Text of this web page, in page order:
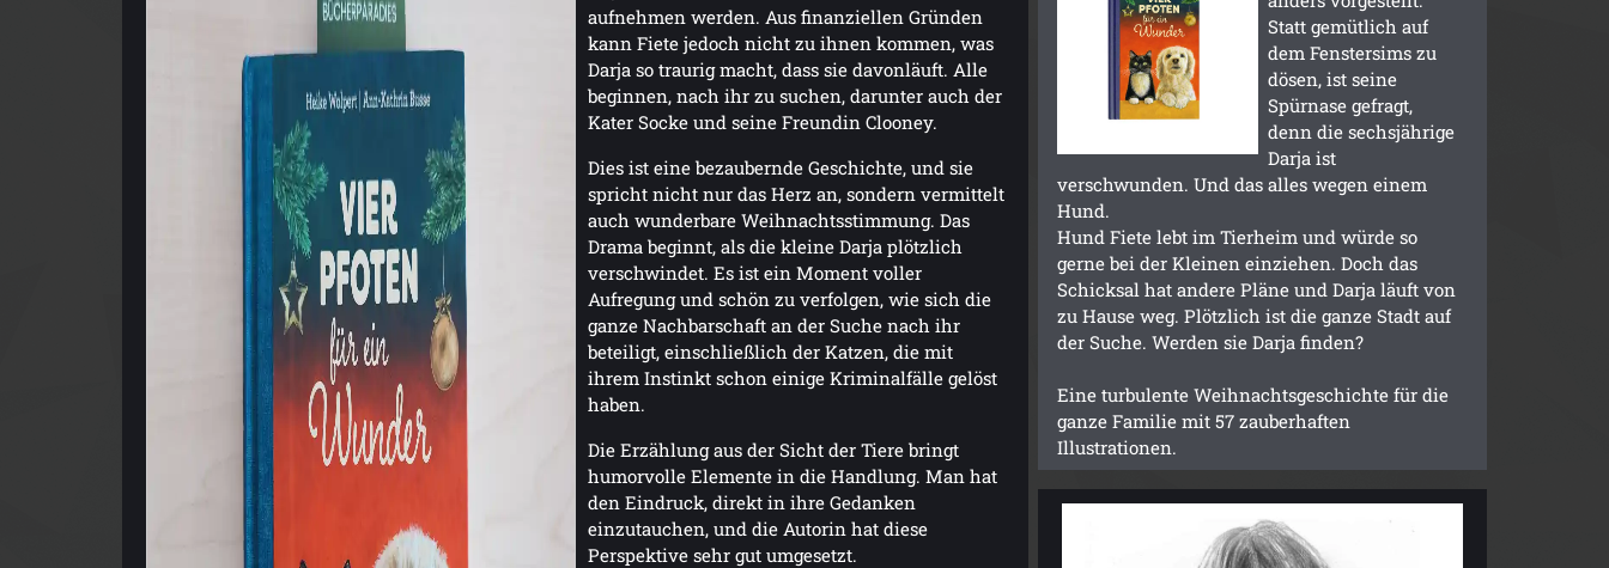
aufnehmen werden. Aus finanziellen Gründen
kann Fiete jedoch nicht zu ihnen kommen, was
Darja so traurig macht, dass sie davonläuft. Alle
beginnen, nach ihr zu suchen, darunter auch der
Kater Socke und seine Freundin Clooney.
Dies ist eine bezaubernde Geschichte, und sie
spricht nicht nur das Herz an, sondern vermittelt
auch wunderbare Weihnachtsstimmung. Das
Drama beginnt, als die kleine Darja plötzlich
verschwindet. Es ist ein Moment voller
Aufregung und schön zu verfolgen, wie sich die
ganze Nachbarschaft an der Suche nach ihr
beteiligt, einschließlich der Katzen, die mit
ihrem Instinkt schon einige Kriminalfälle gelöst
haben.
Die Erzählung aus der Sicht der Tiere bringt
humorvolle Elemente in die Handlung. Man hat
den Eindruck, direkt in ihre Gedanken
einzutauchen, und die Autorin hat diese
Perspektive sehr gut umgesetzt.
Statt gemütlich auf
dem Fenstersims zu
dösen, ist seine
Spürnase gefragt,
denn die sechsjährige
Darja ist
verschwunden. Und das alles wegen einem
Hund.
Hund Fiete lebt im Tierheim und würde so
gerne bei der Kleinen einziehen. Doch das
Schicksal hat andere Pläne und Darja läuft von
zu Hause weg. Plötzlich ist die ganze Stadt auf
der Suche. Werden sie Darja finden?
Eine turbulente Weihnachtsgeschichte für die
ganze Familie mit 57 zauberhaften
Illustrationen.